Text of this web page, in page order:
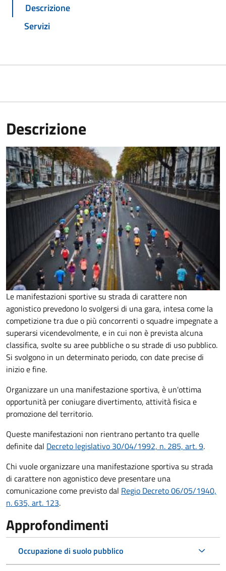
Descrizione
Servizi
Descrizione
Le manifestazioni sportive su strada di carattere non
agonistico prevedono lo svolgersi di una gara, intesa come la
competizione tra due o più concorrenti o squadre impegnate a
superarsi vicendevolmente, e in cui non è prevista alcuna
classifica, svolte su aree pubbliche o su strade di uso pubblico.
Si svolgono in un determinato periodo, con date precise di
inizio e fine.
Organizzare un una manifestazione sportiva, è un'ottima
opportunità per coniugare divertimento, attività fisica e
promozione del territorio.
Queste manifestazioni non rientrano pertanto tra quelle
definite dal Decreto legislativo 30/04/1992, n. 285, art. 9.
Chi vuole organizzare una manifestazione sportiva su strada
di carattere non agonistico deve presentare una
comunicazione come previsto dal Regio Decreto 06/05/1940,
n. 635, art. 123.
Approfondimenti
Occupazione di suolo pubblico